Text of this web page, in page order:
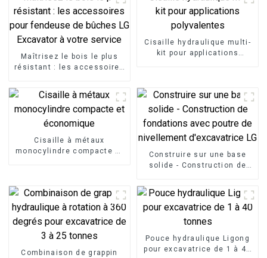
Maîtrisez le bois le plus
résistant : les accessoires
service
Cisaille hydraulique multi-
kit pour applications
Cisaille à métaux
monocylindre compacte et
Construire sur une base
solide - Construction de
nivellement d'excavatrice
LG
Combinaison de grappin
Pouce hydraulique Ligong
pour excavatrice de 1 à 40